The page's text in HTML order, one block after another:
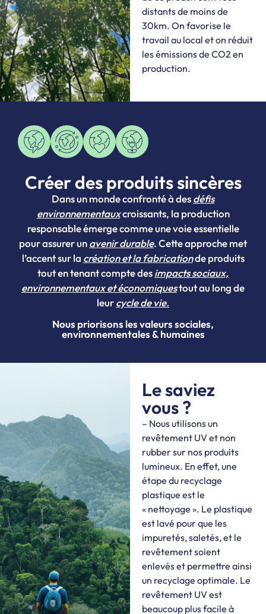
distants de moins de
30km. On favorise le
travail au local et on réduit
les émissions de CO2 en
production.
Créer des produits sincères
Dans un monde confronté à desdéfis
environnementauxcroissants, la production
responsable émerge comme une voie essentielle
pour assurer unavenir durable. Cette approche met
l’accent sur la création et la fabricationde produits
tout en tenant compte desimpacts sociaux,
environnementaux et économiquestout au long de
leurcycle de vie.
Nous priorisons les valeurs sociales,
environnementales & humaines
Le saviez
vous ?
– Nous utilisons un
revêtement UV et non
rubber sur nos produits
lumineux. En effet, une
étape du recyclage
plastique est le
« nettoyage ». Le plastique
est lavé pour que les
impuretés, saletés, et le
revêtement soient
enlevés et permettre ainsi
un recyclage optimale. Le
revêtement UV est
beaucoup plus facile à